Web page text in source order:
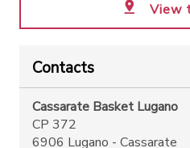
View
Contacts
Cassarate Basket Lugano
CP 372
6906 Lugano - Cassarate